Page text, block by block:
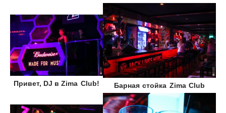
Привет, DJ вZima Club! Барная стойка Zima Club